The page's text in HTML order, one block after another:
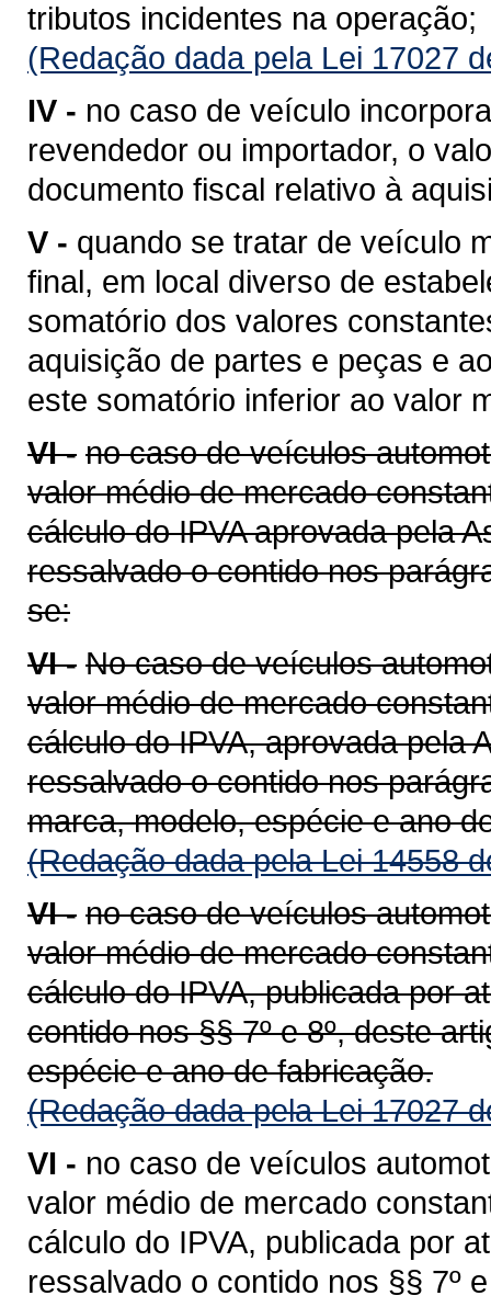
tributos incidentes na operação;
(Redação dada pela Lei 17027
IV - no caso de veículo
revendedor ou importador, o
documento fiscal relativo à
V - quando se tratar de veículo
final, em local diverso de
somatório dos valores
aquisição de partes e peças e
este somatório inferior ao valor
VI - no caso de veículos
valor médio de mercado
cálculo do IPVA aprovada pela
ressalvado o contido nos
se:
VI - No caso de veículos
valor médio de mercado
cálculo do IPVA, aprovada pela
ressalvado o contido nos
marca, modelo, espécie e ano
(Redação dada pela Lei 14558
VI - no caso de veículos
valor médio de mercado
cálculo do IPVA, publicada por
contido nos §§ 7º e 8º, deste
espécie e ano de fabricação.
(Redação dada pela Lei 17027
VI - no caso de veículos
valor médio de mercado
cálculo do IPVA, publicada por
ressalvado o contido nos §§ 7º